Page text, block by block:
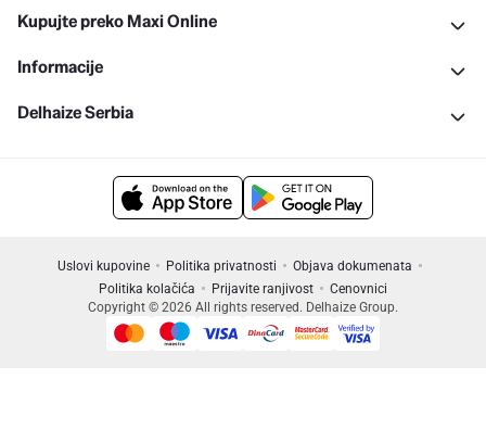
Kupujte preko Maxi Online
Informacije
Delhaize Serbia
Uslovi kupovine Politika privatnosti
Objava dokumenata
Politika kolačića
Prijavite ranjivost
Cenovnici
Copyright © 2026 All rights reserved. Delhaize Group.